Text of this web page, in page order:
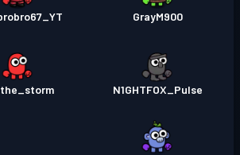
GrayM900
N1GHTFOX_Pulse